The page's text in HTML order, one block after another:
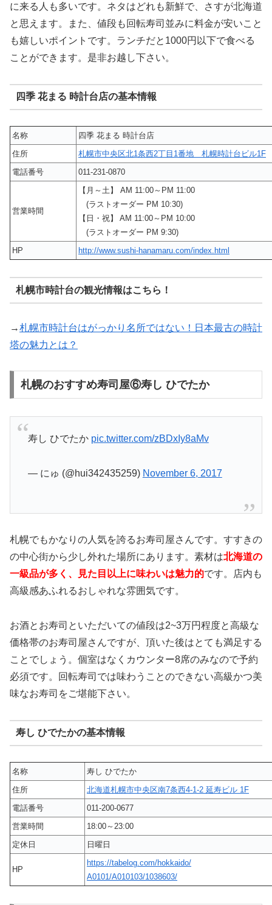
に来る人も多いです。ネタはどれも新鮮で、さすが北海道
と思えます。また、値段も回転寿司並みに料金が安いこと
も嬉しいポイントです。ランチだと1000円以下で食べる
ことができます。是非お越し下さい。
四季 花まる 時計台店の基本情報
名称
四季 花まる 時計台店
住所
札幌市中央区北1条西2丁目1番地 札幌時計台ビル1F
電話番号
011-231-0870
営業時間
【月～土】 AM 11:00～PM 11:00
(ラストオーダー PM 10:30)
【日・祝】 AM 11:00～PM 10:00
(ラストオーダー PM 9:30)
HP
http://www.sushi-hanamaru.com/index.html
札幌市時計台の観光情報はこちら！
→札幌市時計台はがっかり名所ではない！日本最古の時計
塔の魅力とは？
札幌のおすすめ寿司屋⑥寿し ひでたか
寿し ひでたか pic.twitter.com/zBDxIy8aMv
— にゅ (@hui342435259) November 6, 2017
札幌でもかなりの人気を誇るお寿司屋さんです。すすきの
の中心街から少し外れた場所にあります。素材は北海道の
一級品が多く、見た目以上に味わいは魅力的です。店内も
高級感あふれるおしゃれな雰囲気です。
お酒とお寿司といただいての値段は2~3万円程度と高級な
価格帯のお寿司屋さんですが、頂いた後はとても満足する
ことでしょう。個室はなくカウンター8席のみなので予約
必須です。回転寿司では味わうことのできない高級かつ美
味なお寿司をご堪能下さい。
寿し ひでたかの基本情報
名称
寿し ひでたか
住所
北海道札幌市中央区南7条西4-1-2 延寿ビル 1F
電話番号
011-200-0677
営業時間
18:00～23:00
定休日
日曜日
HP
https://tabelog.com/hokkaido/
A0101/A010103/1038603/